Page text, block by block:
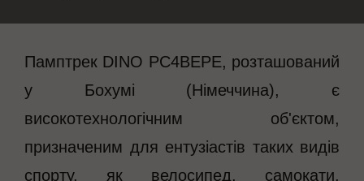
Памптрек DINO PC4BEPE, розташований
у Бохумі (Німеччина), є
високотехнологічним об'єктом,
призначеним для ентузіастів таких видів
спорту, як велосипед, самокати,